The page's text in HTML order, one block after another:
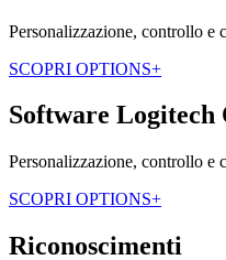
Personalizzazione, controllo e
SCOPRI OPTIONS+
Software Logitech
Personalizzazione, controllo e
SCOPRI OPTIONS+
Riconoscimenti